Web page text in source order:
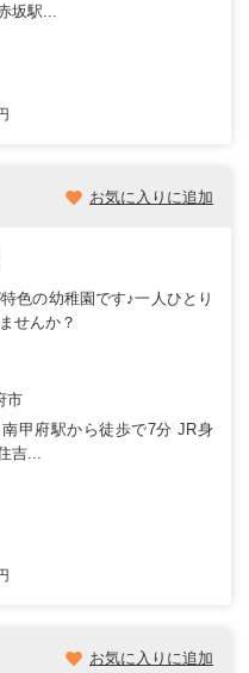
坂駅...
お気に入りに追加
色の幼稚園です♪一人ひとり
せんか？
市
甲府駅から徒歩で7分 JR身
吉...
お気に入りに追加